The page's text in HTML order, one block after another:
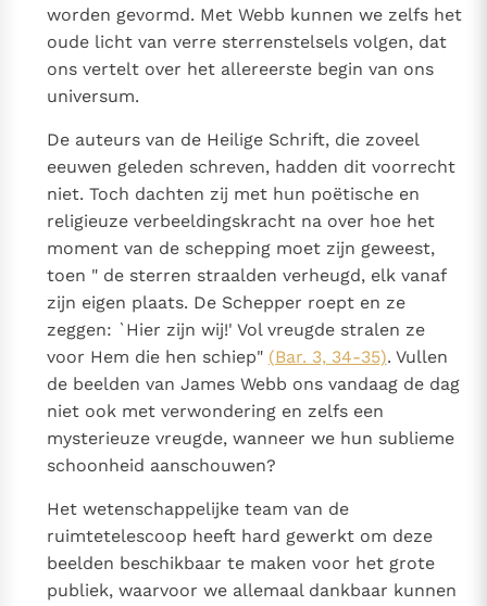
Ik help mee!
worden gevormd. Met Webb kunnen we zelfs het
oude licht van verre sterrenstelsels volgen, dat
ons vertelt over het allereerste begin van ons
universum.
De auteurs van de Heilige Schrift, die zoveel
eeuwen geleden schreven, hadden dit voorrecht
niet. Toch dachten zij met hun poëtische en
religieuze verbeeldingskracht na over hoe het
moment van de schepping moet zijn geweest,
toen " de sterren straalden verheugd, elk vanaf
zijn eigen plaats. De Schepper roept en ze
zeggen: `Hier zijn wij!' Vol vreugde stralen ze
voor Hem die hen schiep" (Bar. 3, 34-35). Vullen
de beelden van James Webb ons vandaag de dag
niet ook met verwondering en zelfs een
mysterieuze vreugde, wanneer we hun sublieme
schoonheid aanschouwen?
Het wetenschappelijke team van de
ruimtetelescoop heeft hard gewerkt om deze
beelden beschikbaar te maken voor het grote
publiek, waarvoor we allemaal dankbaar kunnen